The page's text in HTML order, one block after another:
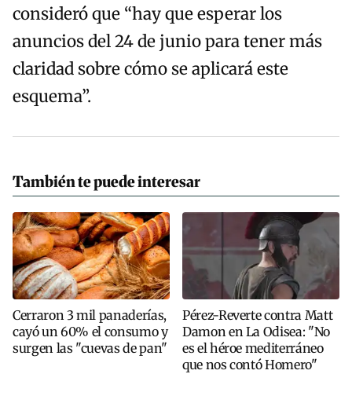
consideró que “hay que esperar los
anuncios del 24 de junio para tener más
claridad sobre cómo se aplicará este
esquema”.
También te puede interesar
Cerraron 3 mil panaderías,
cayó un 60% el consumo y
surgen las "cuevas de pan"
Pérez-Reverte contra Matt
Damon en La Odisea: "No
es el héroe mediterráneo
que nos contó Homero"